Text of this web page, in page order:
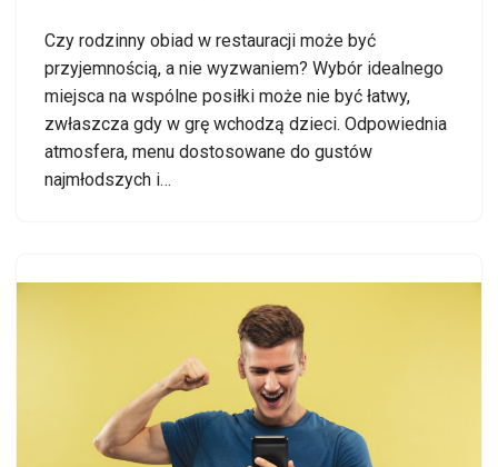
Czy rodzinny obiad w restauracji może być
przyjemnością, a nie wyzwaniem? Wybór idealnego
miejsca na wspólne posiłki może nie być łatwy,
zwłaszcza gdy w grę wchodzą dzieci. Odpowiednia
atmosfera, menu dostosowane do gustów
najmłodszych i…